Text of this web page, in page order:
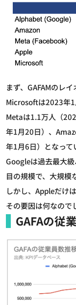
まず、GAFAMのレ
Microsoftは2023年1
Metaは1.1万人（
年1月20日）、
年1月6日）となって
Googleは過去最大
目の規模で、大規模
しかし、Appleだけ
その要因は何なので
GAFAの従